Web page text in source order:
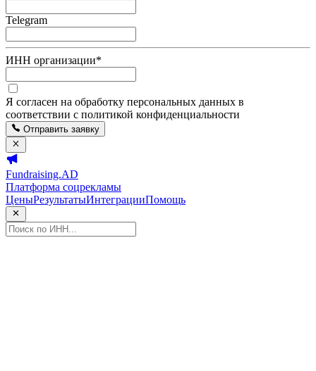
Telegram
ИНН организации*
Я согласен на обработку персональных данных в
соответствии с политикой конфиденциальности
Отправить заявку
Fundraising.AD
Платформа соцрекламы
ЦеныРезультатыИнтеграцииПомощь